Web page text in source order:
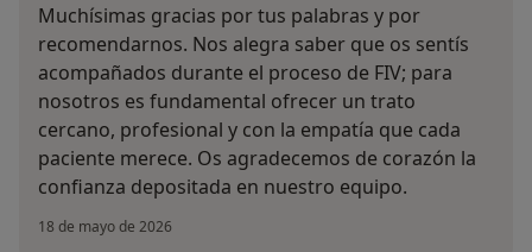
Muchísimas gracias por tus palabras y por
recomendarnos. Nos alegra saber que os sentís
acompañados durante el proceso de FIV; para
nosotros es fundamental ofrecer un trato
cercano, profesional y con la empatía que cada
paciente merece. Os agradecemos de corazón la
confianza depositada en nuestro equipo.
18 de mayo de 2026